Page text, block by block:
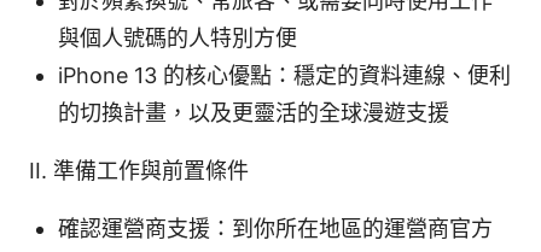
與個人號碼的人特別方便
iPhone 13 的核心優點：穩定的資料連線、便利
的切換計畫，以及更靈活的全球漫遊支援
II. 準備工作與前置條件
確認運營商支援：到你所在地區的運營商官方